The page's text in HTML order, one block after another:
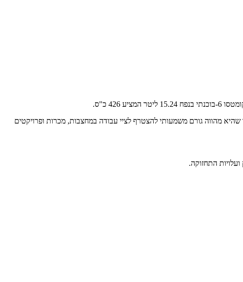
להיצע שלה, שכן מפלסת זו מתאימה לבנייה ותחזוקה של דרכים המיועדות למשאיות 100 טון ומעלה, כך שהיא מהווה גורם משמעותי להצטרף לציי עבודה במחצבות, מכרות ופרויקטים
התחזוקה.